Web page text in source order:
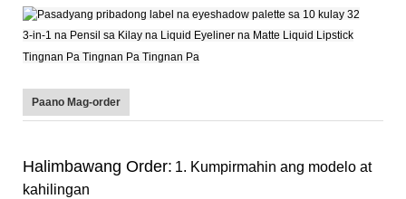
3-in-1 na Pensil sa Kilay na Liquid Eyeliner na Matte Liquid Lipstick
Tingnan Pa Tingnan Pa Tingnan Pa
Paano Mag-order
Halimbawang Order: 1. Kumpirmahin ang modelo at
kahilingan